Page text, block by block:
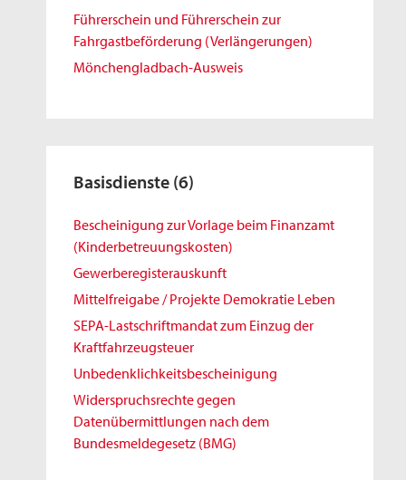
Führerschein und Führerschein zur
Fahrgastbeförderung (Verlängerungen)
Mönchengladbach-Ausweis
Basisdienste (6)
Bescheinigung zur Vorlage beim Finanzamt
(Kinderbetreuungskosten)
Gewerberegisterauskunft
Mittelfreigabe / Projekte Demokratie Leben
SEPA-Lastschriftmandat zum Einzug der
Kraftfahrzeugsteuer
Unbedenklichkeitsbescheinigung
Widerspruchsrechte gegen
Datenübermittlungen nach dem
Bundesmeldegesetz (BMG)